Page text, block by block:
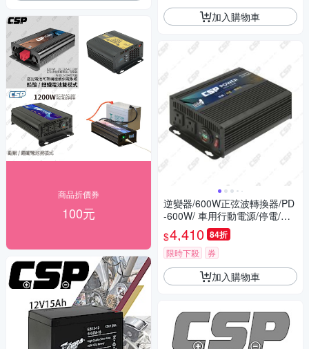
商品折價券
100元
加入購物車
逆變器/600W正弦波轉換器/PD
-600W/ 車用行動電源/停電/鉛
酸/鋰鐵/戶外電源/攤販 餐車
$4,410 84折
限時下殺 券
加入購物車